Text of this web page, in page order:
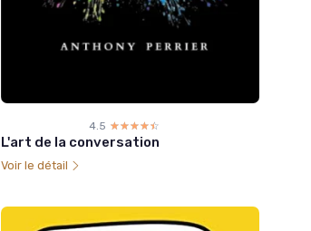
4.5 ☆☆☆☆☆
★★★★★
L'art de la conversation
Voir le détail